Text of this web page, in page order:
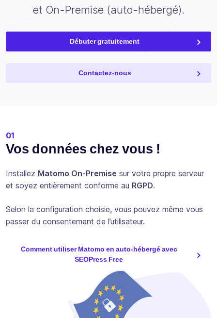
et On-Premise (auto-hébergé).
Débuter gratuitement
Contactez-nous
01
Vos données chez vous !
Installez Matomo On-Premise sur votre propre serveur
et soyez entièrement conforme au RGPD.
Selon la configuration choisie, vous pouvez même vous
passer du consentement de l’utilisateur.
Comment utiliser Matomo en auto-hébergé avec
SEOPress Free